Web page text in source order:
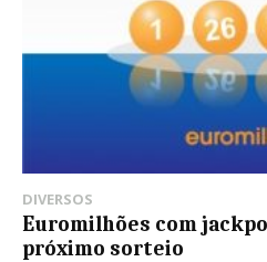
DIVERSOS
Euromilhões com
próximo sorteio